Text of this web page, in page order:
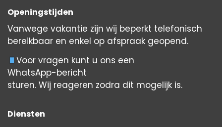
Openingstijden
Vanwege vakantie zijn wij beperkt telefonisch
bereikbaar en enkel op afspraak geopend.
Voor vragen kunt u ons een
WhatsApp-bericht
sturen. Wij reageren zodra dit mogelijk is.
Diensten